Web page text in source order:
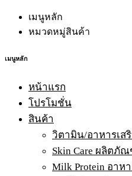
เมนูหลัก
หมวดหมู่สินค้า
เมนูหลัก
หน้าแรก
โปรโมชั่น
สินค้า
วิตามิน/อาหารเส
Skin Care ผลิตภั
Milk Protein อาห